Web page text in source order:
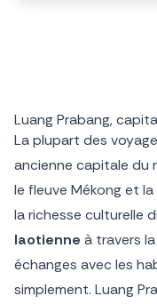
Luang Prabang,
La plupart des
ancienne capitale du
le fleuve Mékong et
la richesse culturelle
laotienne à travers
échanges avec les
simplement. Luang